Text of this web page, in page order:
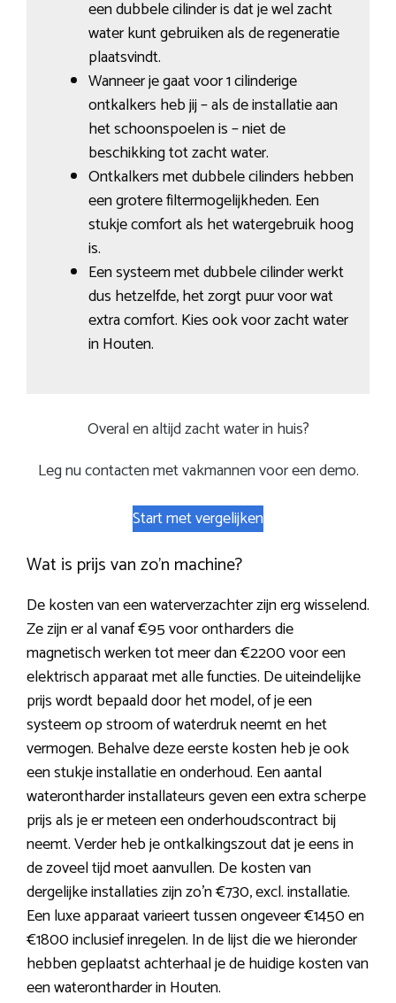
een dubbele cilinder is dat je wel zacht
water kunt gebruiken als de regeneratie
plaatsvindt.
Wanneer je gaat voor 1 cilinderige
ontkalkers heb jij – als de installatie aan
het schoonspoelen is – niet de
beschikking tot zacht water.
Ontkalkers met dubbele cilinders hebben
een grotere filtermogelijkheden. Een
stukje comfort als het watergebruik hoog
is.
Een systeem met dubbele cilinder werkt
dus hetzelfde, het zorgt puur voor wat
extra comfort. Kies ook voor zacht water
in Houten.
Overal en altijd zacht water in huis?
Leg nu contacten met vakmannen voor een demo.
Start met vergelijken
Wat is prijs van zo’n machine?
De kosten van een waterverzachter zijn erg wisselend.
Ze zijn er al vanaf €95 voor ontharders die
magnetisch werken tot meer dan €2200 voor een
elektrisch apparaat met alle functies. De uiteindelijke
prijs wordt bepaald door het model, of je een
systeem op stroom of waterdruk neemt en het
vermogen. Behalve deze eerste kosten heb je ook
een stukje installatie en onderhoud. Een aantal
waterontharder installateurs geven een extra scherpe
prijs als je er meteen een onderhoudscontract bij
neemt. Verder heb je ontkalkingszout dat je eens in
de zoveel tijd moet aanvullen. De kosten van
dergelijke installaties zijn zo’n €730, excl. installatie.
Een luxe apparaat varieert tussen ongeveer €1450 en
€1800 inclusief inregelen. In de lijst die we hieronder
hebben geplaatst achterhaal je de huidige kosten van
een waterontharder in Houten.